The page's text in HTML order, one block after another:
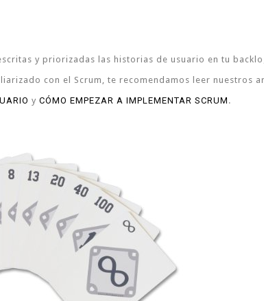
y priorizadas las historias de usuario en tu
con el Scrum, te recomendamos leer nuestros
y CÓMO EMPEZAR A IMPLEMENTAR SCRUM .